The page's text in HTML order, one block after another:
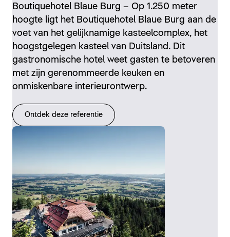
Boutiquehotel Blaue Burg – Op 1.250 meter
hoogte ligt het Boutiquehotel Blaue Burg aan de
voet van het gelijknamige kasteelcomplex, het
hoogstgelegen kasteel van Duitsland. Dit
gastronomische hotel weet gasten te betoveren
met zijn gerenommeerde keuken en
onmiskenbare interieurontwerp.
Ontdek deze referentie